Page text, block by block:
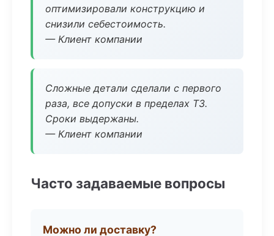
оптимизировали конструкцию и
снизили себестоимость.
— Клиент компании
Сложные детали сделали с первого
раза, все допуски в пределах ТЗ.
Сроки выдержаны.
— Клиент компании
Часто задаваемые вопросы
Можно ли доставку?